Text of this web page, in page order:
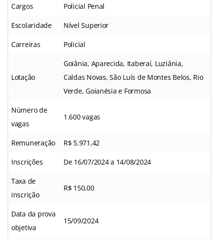
Cargos Policial Penal
Escolaridade Nível Superior
Carreiras Policial
Lotação
Goiânia, Aparecida, Itaberaí, Luziânia,
Caldas Novas, São Luís de Montes Belos, Rio
Verde, Goianésia e Formosa
Número de
vagas
1.600 vagas
Remuneração R$ 5.971,42
Inscrições De 16/07/2024 a 14/08/2024
Taxa de
inscrição
R$ 150,00
Data da prova
objetiva
15/09/2024